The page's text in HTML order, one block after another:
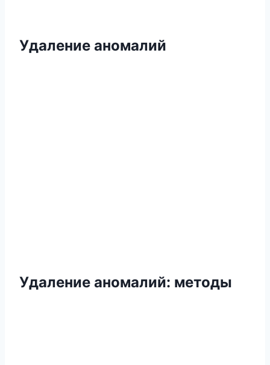
Удаление аномалий
Удаление аномалий: методы